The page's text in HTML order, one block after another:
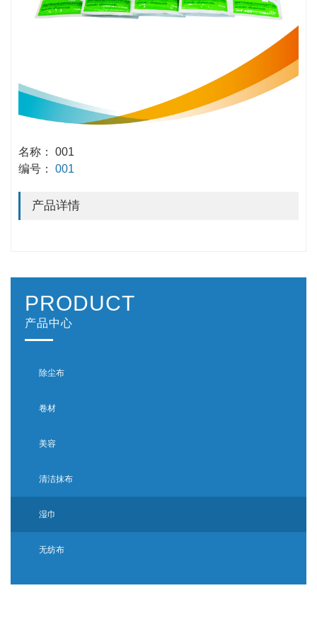
名称： 001
编号：001
产品详情
PRODUCT
产品中心
除尘布
卷材
美容
清洁抹布
湿巾
无纺布